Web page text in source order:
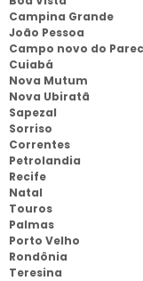
Campina Grande
João Pessoa
Campo novo do
Cuiabá
Nova Mutum
Nova Ubiratã
Sapezal
Sorriso
Correntes
Petrolandia
Recife
Natal
Touros
Palmas
Porto Velho
Rondônia
Teresina